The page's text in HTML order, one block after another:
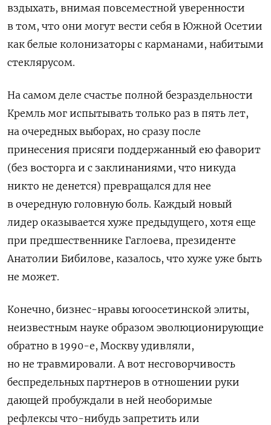
вздыхать, внимая повсеместной уверенности
в том, что они могут вести себя в Южной Осетии
как белые колонизаторы с карманами, набитыми
стеклярусом.
На самом деле счастье полной безраздельности
Кремль мог испытывать только раз в пять лет,
на очередных выборах, но сразу после
принесения присяги поддержанный ею фаворит
(без восторга и с заклинаниями, что никуда
никто не денется) превращался для нее
в очередную головную боль. Каждый новый
лидер оказывается хуже предыдущего, хотя еще
при предшественнике Гаглоева, президенте
Анатолии Бибилове, казалось, что хуже уже быть
не может.
Конечно, бизнес-нравы югоосетинской элиты,
неизвестным науке образом эволюционирующие
обратно в 1990-е, Москву удивляли,
но не травмировали. А вот несговорчивость
беспредельных партнеров в отношении руки
дающей пробуждали в ней необоримые
рефлексы что-нибудь запретить или